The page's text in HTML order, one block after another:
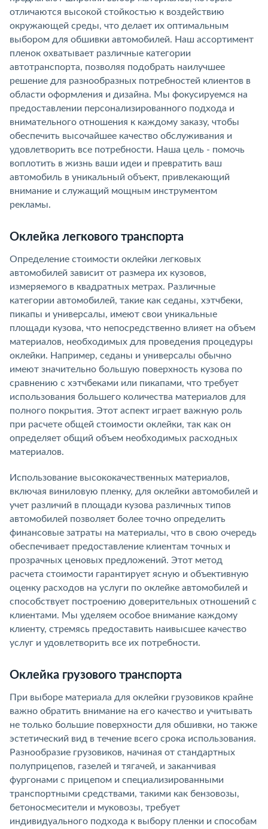
отличаются высокой стойкостью к воздействию
окружающей среды, что делает их оптимальным
выбором для обшивки автомобилей. Наш ассортимент
пленок охватывает различные категории
автотранспорта, позволяя подобрать наилучшее
решение для разнообразных потребностей клиентов в
области оформления и дизайна. Мы фокусируемся на
предоставлении персонализированного подхода и
внимательного отношения к каждому заказу, чтобы
обеспечить высочайшее качество обслуживания и
удовлетворить все потребности. Наша цель - помочь
воплотить в жизнь ваши идеи и превратить ваш
автомобиль в уникальный объект, привлекающий
внимание и служащий мощным инструментом
рекламы.
Оклейка легкового транспорта
Определение стоимости оклейки легковых
автомобилей зависит от размера их кузовов,
измеряемого в квадратных метрах. Различные
категории автомобилей, такие как седаны, хэтчбеки,
пикапы и универсалы, имеют свои уникальные
площади кузова, что непосредственно влияет на объем
материалов, необходимых для проведения процедуры
оклейки. Например, седаны и универсалы обычно
имеют значительно большую поверхность кузова по
сравнению с хэтчбеками или пикапами, что требует
использования большего количества материалов для
полного покрытия. Этот аспект играет важную роль
при расчете общей стоимости оклейки, так как он
определяет общий объем необходимых расходных
материалов.
Использование высококачественных материалов,
включая виниловую пленку, для оклейки автомобилей и
учет различий в площади кузова различных типов
автомобилей позволяет более точно определить
финансовые затраты на материалы, что в свою очередь
обеспечивает предоставление клиентам точных и
прозрачных ценовых предложений. Этот метод
расчета стоимости гарантирует ясную и объективную
оценку расходов на услуги по оклейке автомобилей и
способствует построению доверительных отношений с
клиентами. Мы уделяем особое внимание каждому
клиенту, стремясь предоставить наивысшее качество
услуг и удовлетворить все их потребности.
Оклейка грузового транспорта
При выборе материала для оклейки грузовиков крайне
важно обратить внимание на его качество и учитывать
не только большие поверхности для обшивки, но также
эстетический вид в течение всего срока использования.
Разнообразие грузовиков, начиная от стандартных
полуприцепов, газелей и тягачей, и заканчивая
фургонами с прицепом и специализированными
транспортными средствами, такими как бензовозы,
бетоносмесители и муковозы, требует
индивидуального подхода к выбору пленки и способам